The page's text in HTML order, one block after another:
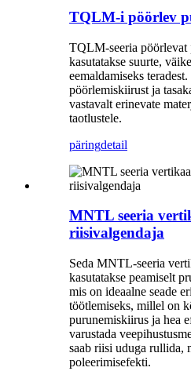
TQLM-i pöörlev
TQLM-seeria pöörlevat
kasutatakse suurte,
eemaldamiseks
pöörlemiskiirust ja
vastavalt erinevate
taotlustele.
päringdetail
MNTL seeria
riisivalgendaja
Seda MNTL-seeria
kasutatakse peamiselt
mis on ideaalne seade
töötlemiseks, millel on
purunemiskiirus ja hea
varustada
saab riisi uduga rullida,
poleerimisefekti.